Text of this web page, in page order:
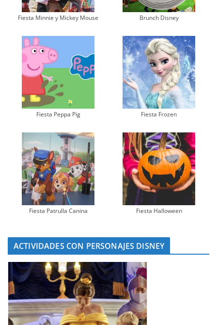
Fiesta Minnie y Mickey Mouse Brunch Disney
Fiesta Peppa Pig Fiesta Frozen
Fiesta Patrulla Canina Fiesta Halloween
ACTIVIDADES CON PERSONAJES DISNEY